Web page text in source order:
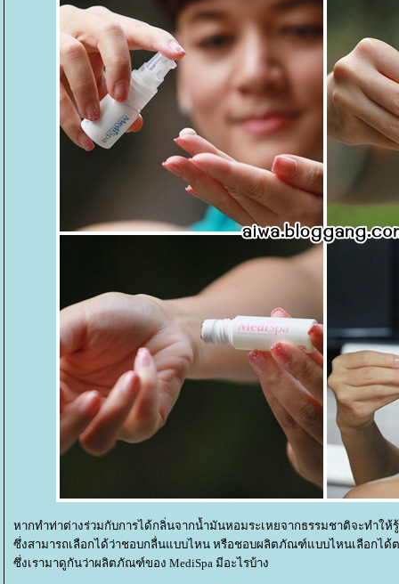
หากทำท่าต่างร่วมกับการได้กลิ่นจากน้ำมันหอมระเหยจากธรรมชาติจะทำให้
ซึ่งสามารถเลือกได้ว่าชอบกลื่นแบบไหน หรือชอบผลิตภัณฑ์แบบไหนเลือกได้
ซึ่งเรามาดูกันว่าผลิตภัณฑ์ของ MediSpa มีอะไรบ้าง